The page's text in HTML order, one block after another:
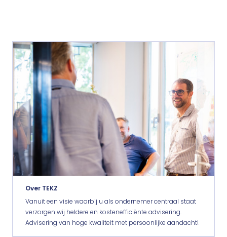
Over TEKZ
Vanuit een visie waarbij u als ondernemer centraal staat
verzorgen wij heldere en kostenefficiënte advisering.
Advisering van hoge kwaliteit met persoonlijke aandacht!